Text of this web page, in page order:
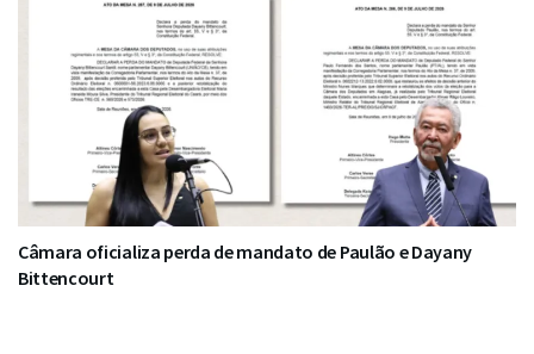
Câmara oficializa perda de mandato de Paulão e Dayany
Bittencourt